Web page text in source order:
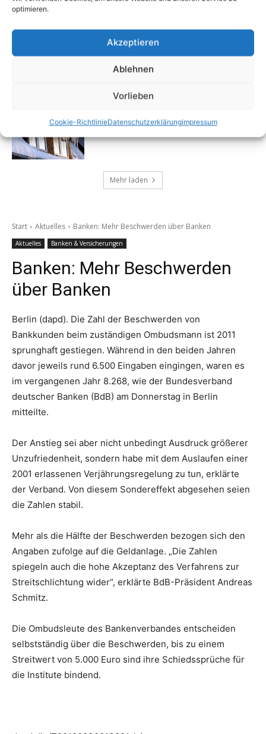
optimieren.
Akzeptieren
Ablehnen
Vorlieben
Cookie-RichtlinieDatenschutzerklärungimpressum
Immobilien Winterfest machen
19. September 2024
13. September 2024
Mehr laden